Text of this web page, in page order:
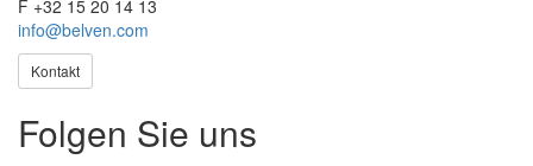
F +32 15 20 14 13
info@belven.com
Kontakt
Folgen Sie uns